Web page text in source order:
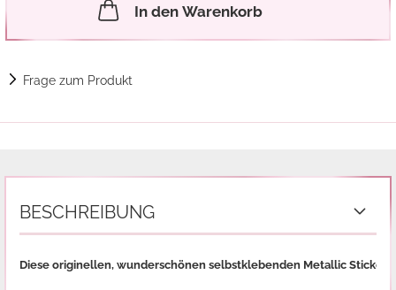
In den Warenkorb
Frage zum Produkt
BESCHREIBUNG
Diese originellen, wunderschönen selbstklebenden Metallic Sticker